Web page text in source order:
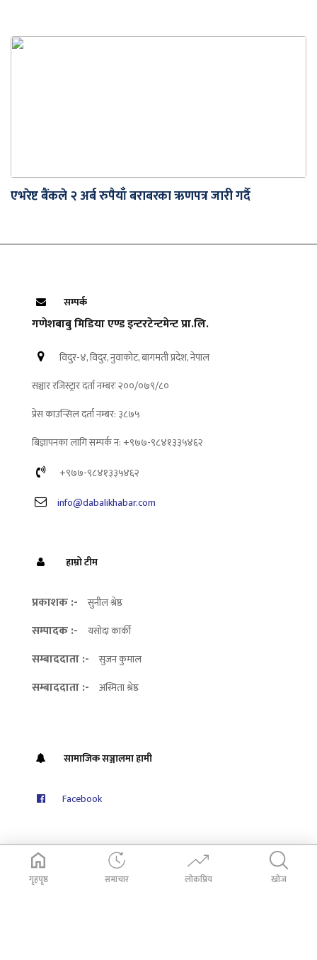
गृहपृष्ठ समाचार लोकप्रिय खोज
एभरेष्ट बैंकले २ अर्ब रुपैयाँ बराबरका ऋणपत्र जारी गर्दै
सम्पर्क
गणेशबाबु मिडिया एण्ड इन्टरटेन्टमेन्ट प्रा.लि.
विदुर-४, विदुर, नुवाकोट, बागमती प्रदेश, नेपाल
सञ्चार रजिस्ट्रार दर्ता नम्बरः २००/०७९/८०
प्रेस काउन्सिल दर्ता नम्बर: ३८७५
बिज्ञापनका लागि सम्पर्क न: +९७७-९८४१३३५४६२
+९७७-९८४१३३५४६२
info@dabalikhabar.com
हाम्रो टीम
प्रकाशक :- सुनील श्रेष्ठ
सम्पादक :- यसोदा कार्की
सम्बाददाता :- सुजन कुमाल
सम्बाददाता :- अस्मिता श्रेष्ठ
सामाजिक सञ्जालमा हामी
Facebook